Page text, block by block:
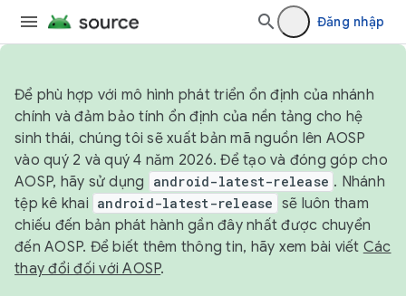
Đăng nhập
Để phù hợp với mô hình phát triển ổn định của nhánh
chính và đảm bảo tính ổn định của nền tảng cho hệ
sinh thái, chúng tôi sẽ xuất bản mã nguồn lên AOSP
vào quý 2 và quý 4 năm 2026. Để tạo và đóng góp cho
AOSP, hãy sử dụng
android-latest-release . Nhánh
tệp kê khai android-latest-release sẽ luôn tham
chiếu đến bản phát hành gần đây nhất được chuyển
đến AOSP. Để biết thêm thông tin, hãy xem bài viết Các
thay đổi đối với AOSP.